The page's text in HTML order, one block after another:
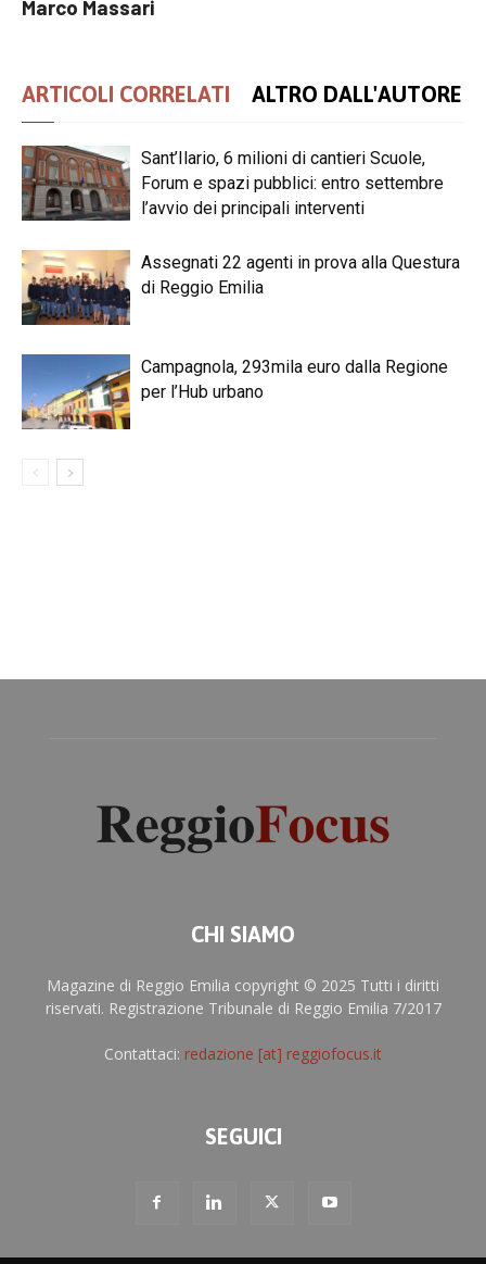
Marco Massari
ARTICOLI CORRELATI ALTRO DALL'AUTORE
Sant’Ilario, 6 milioni di cantieri Scuole,
Forum e spazi pubblici: entro settembre
l’avvio dei principali interventi
Assegnati 22 agenti in prova alla Questura
di Reggio Emilia
Campagnola, 293mila euro dalla Regione
per l’Hub urbano
CHI SIAMO
Magazine di Reggio Emilia copyright © 2025 Tutti i diritti
riservati. Registrazione Tribunale di Reggio Emilia 7/2017
Contattaci: redazione [at] reggiofocus.it
SEGUICI